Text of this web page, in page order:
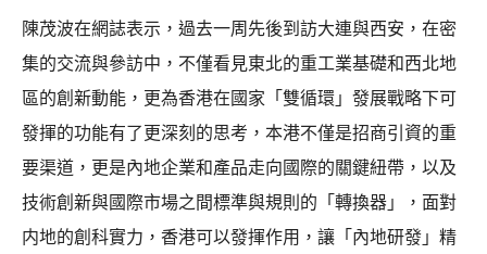
陳茂波在網誌表示，過去一周先後到訪大連與西安，在密
集的交流與參訪中，不僅看見東北的重工業基礎和西北地
區的創新動能，更為香港在國家「雙循環」發展戰略下可
發揮的功能有了更深刻的思考，本港不僅是招商引資的重
要渠道，更是內地企業和產品走向國際的關鍵紐帶，以及
技術創新與國際市場之間標準與規則的「轉換器」，面對
内地的創科實力，香港可以發揮作用，讓「內地研發」精